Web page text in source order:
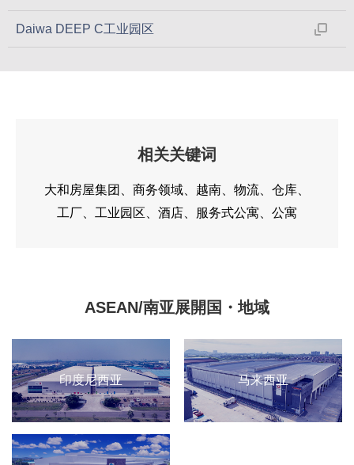
Daiwa DEEP C工业园区
相关关键词
大和房屋集团 商务领域 越南 物流
仓库
工厂
工业园区 酒店 服务式公寓 公寓
ASEAN/南亚展開国・地域
印度尼西亚 马来西亚